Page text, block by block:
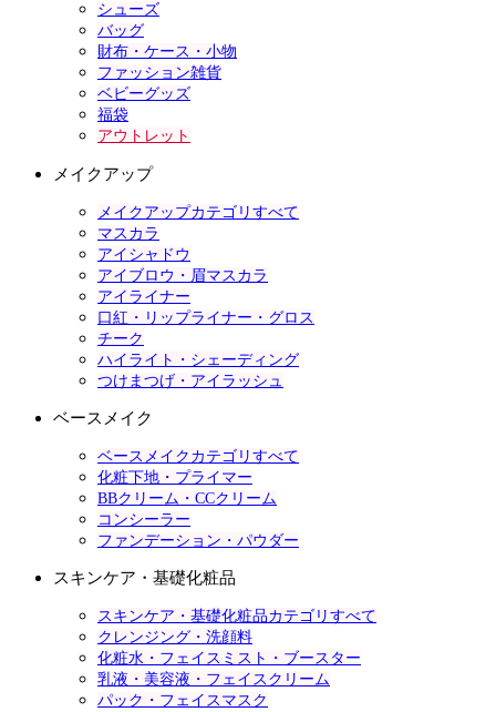
シューズ
バッグ
財布・ケース・小物
ファッション雑貨
ベビーグッズ
福袋
アウトレット
メイクアップ
メイクアップカテゴリすべて
マスカラ
アイシャドウ
アイブロウ・眉マスカラ
アイライナー
口紅・リップライナー・グロス
チーク
ハイライト・シェーディング
つけまつげ・アイラッシュ
ベースメイク
ベースメイクカテゴリすべて
化粧下地・プライマー
BBクリーム・CCクリーム
コンシーラー
ファンデーション・パウダー
スキンケア・基礎化粧品
スキンケア・基礎化粧品カテゴリすべて
クレンジング・洗顔料
化粧水・フェイスミスト・ブースター
乳液・美容液・フェイスクリーム
パック・フェイスマスク